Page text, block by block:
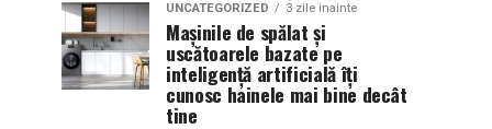
UNCATEGORIZED 3 zile inainte
Mașinile de spălat și
uscătoarele bazate pe
inteligență artificială îți
cunosc hainele mai bine decât
tine